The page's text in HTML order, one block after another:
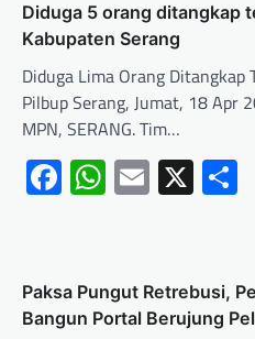
Diduga 5 orang ditangkap
Kabupaten Serang
Diduga Lima Orang Ditangkap
Pilbup Serang, Jumat, 18 Apr
MPN, SERANG. Tim…
Facebook
WhatsApp
Email
X
Paksa Pungut Retrebusi,
Bangun Portal Berujung